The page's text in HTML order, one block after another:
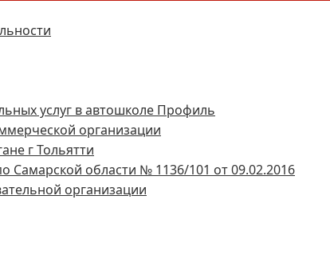
услуг в автошколе Профиль
организации
г Тольятти
Самарской области № 1136/101 от 09.02.2016
организации